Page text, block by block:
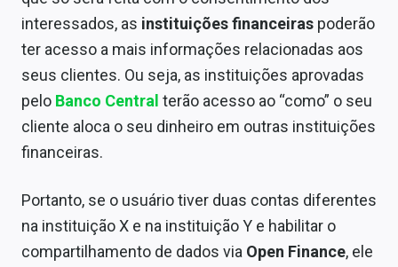
interessados, as instituições financeiras poderão
ter acesso a mais informações relacionadas aos
seus clientes. Ou seja, as instituições aprovadas
pelo Banco Central terão acesso ao “como” o seu
cliente aloca o seu dinheiro em outras instituições
financeiras.
Portanto, se o usuário tiver duas contas diferentes
na instituição X e na instituição Y e habilitar o
compartilhamento de dados via Open Finance, ele